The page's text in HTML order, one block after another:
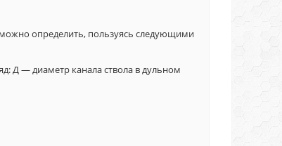
определить, пользуясь следующими
Д — диаметр канала ствола в дульном